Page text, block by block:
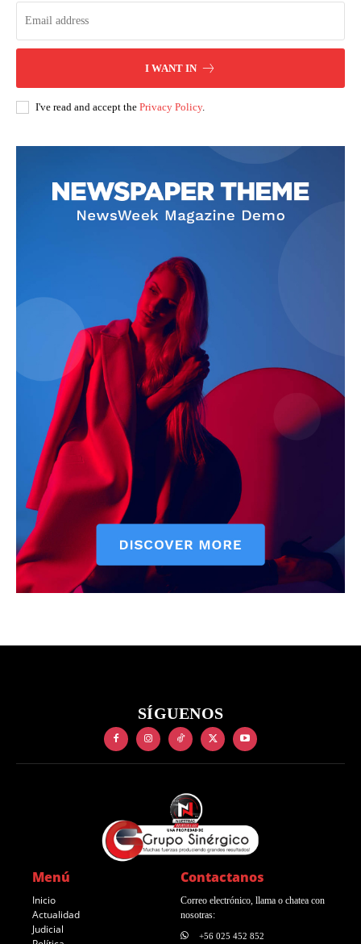
I WANT IN
I've read and accept the Privacy Policy.
SÍGUENOS
Menú
Inicio
Actualidad
Judicial
Contactanos
Correo electrónico, llama o chatea con
nosotras:
+56 025 452 852